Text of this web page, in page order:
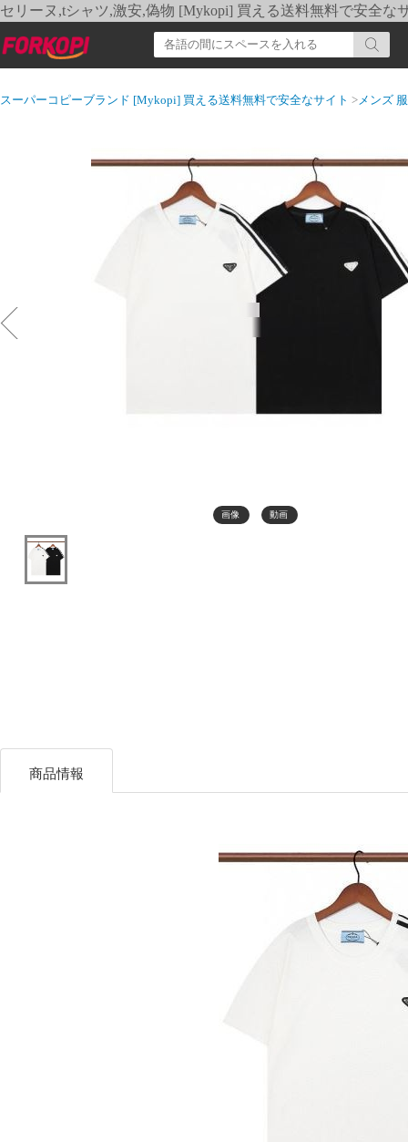
セリーヌ,tシャツ,激安,偽物 [Mykopi] 買える送料無料で安全な
スーパーコピーブランド [Mykopi] 買える送料無料で安全なサイト >メンズ 服
画像 動画
商品情報